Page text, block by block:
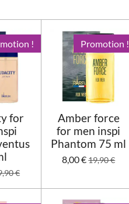
!
for
€
Promotion !
Amber force
for men inspi
Phantom 75 ml
8,00 €19,90 €